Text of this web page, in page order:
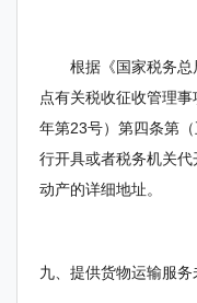
根据《国家税务总
点有关税收征收管理
年第23号）第四条第
行开具或者税务机关
动产的详细地址。
九、提供货物运输服